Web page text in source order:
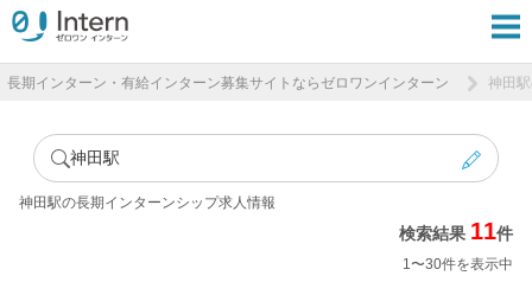
長期インターン・有給インターン募集サイトならゼロワンインターン 神田
神田駅
神田駅の長期インターンシップ求人情報
検索結果 11件
1〜30件を表示中